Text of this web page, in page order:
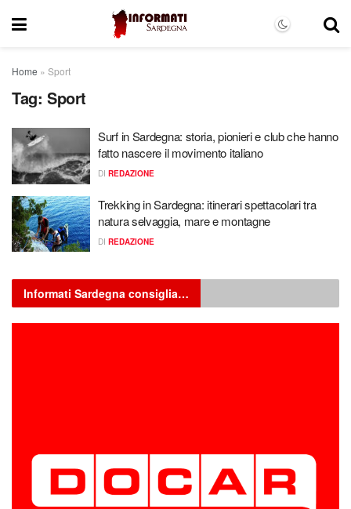
Home » Sport
Tag: Sport
Surf in Sardegna: storia, pionieri e club che hanno
fatto nascere il movimento italiano
DI REDAZIONE
Trekking in Sardegna: itinerari spettacolari tra
natura selvaggia, mare e montagne
DI REDAZIONE
Informati Sardegna consiglia…